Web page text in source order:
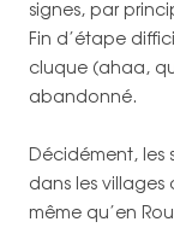
signes, par
Fin d’étape
cluque (ahaa,
abandonné.
Décidément, les
dans les villages
même qu’en